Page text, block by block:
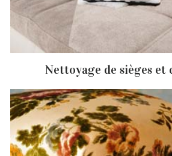
Nettoyage de sièges et